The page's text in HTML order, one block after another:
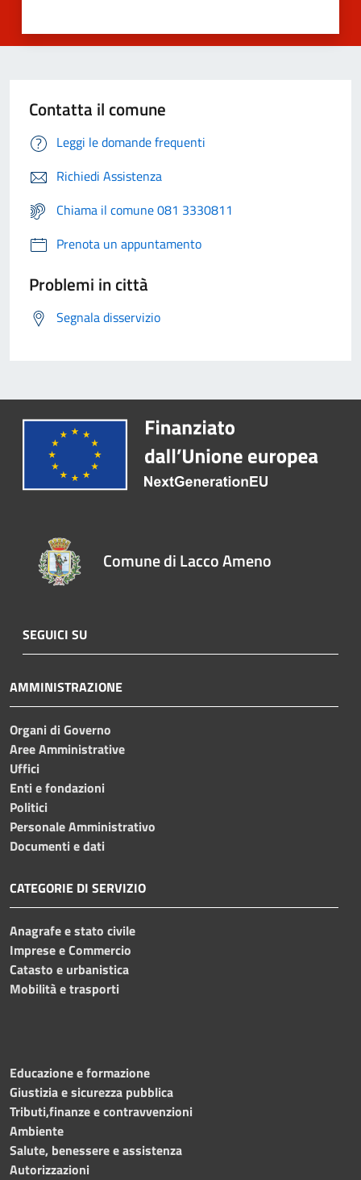
Contatta il comune
Leggi le domande frequenti
Richiedi Assistenza
Chiama il comune 081 3330811
Prenota un appuntamento
Problemi in città
Segnala disservizio
Comune di Lacco Ameno
SEGUICI SU
AMMINISTRAZIONE
Organi di Governo
Aree Amministrative
Uffici
Enti e fondazioni
Politici
Personale Amministrativo
Documenti e dati
CATEGORIE DI SERVIZIO
Anagrafe e stato civile
Imprese e Commercio
Catasto e urbanistica
Mobilità e trasporti
Educazione e formazione
Giustizia e sicurezza pubblica
Tributi,finanze e contravvenzioni
Ambiente
Salute, benessere e assistenza
Autorizzazioni